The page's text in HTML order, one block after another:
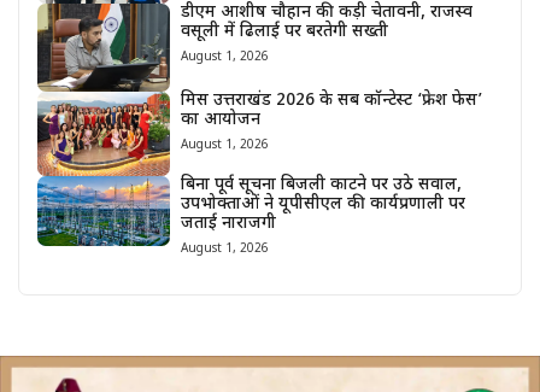
डीएम आशीष चौहान की कड़ी चेतावनी, राजस्व
वसूली में ढिलाई पर बरतेगी सख्ती
August 1, 2026
मिस उत्तराखंड 2026 के सब कॉन्टेस्ट ‘फ्रेश फेस’
का आयोजन
August 1, 2026
बिना पूर्व सूचना बिजली काटने पर उठे सवाल,
उपभोक्ताओं ने यूपीसीएल की कार्यप्रणाली पर
जताई नाराजगी
August 1, 2026